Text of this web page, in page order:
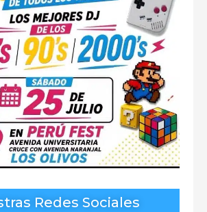
Redes Sociales